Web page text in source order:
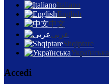
Italiano
English
中文
عربى
Shqiptare
Українська
Accedi